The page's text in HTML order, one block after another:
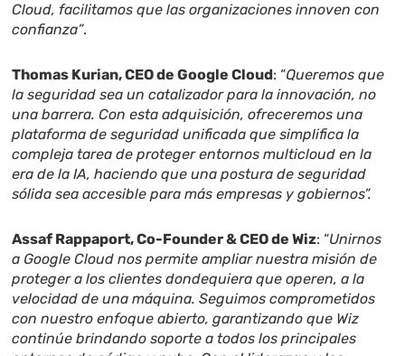
Cloud, facilitamos que las organizaciones innoven con
confianza”.
Thomas Kurian, CEO de Google Cloud: “Queremos que
la seguridad sea un catalizador para la innovación, no
una barrera. Con esta adquisición, ofreceremos una
plataforma de seguridad unificada que simplifica la
compleja tarea de proteger entornos multicloud en la
era de la IA, haciendo que una postura de seguridad
sólida sea accesible para más empresas y gobiernos”.
Assaf Rappaport, Co-Founder & CEO de Wiz: “Unirnos
a Google Cloud nos permite ampliar nuestra misión de
proteger a los clientes dondequiera que operen, a la
velocidad de una máquina. Seguimos comprometidos
con nuestro enfoque abierto, garantizando que Wiz
continúe brindando soporte a todos los principales